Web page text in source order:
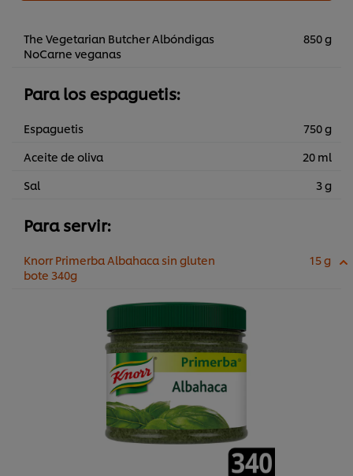
The Vegetarian Butcher Albóndigas
NoCarne veganas
850 g
Para los espaguetis:
Espaguetis
750 g
Aceite de oliva
20 ml
Sal
3 g
Para servir:
Knorr Primerba Albahaca sin gluten
bote 340g
15 g